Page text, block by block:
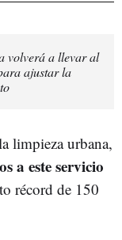
volverá a llevar al
ajustar la
limpieza urbana,
a este servicio
récord de 150